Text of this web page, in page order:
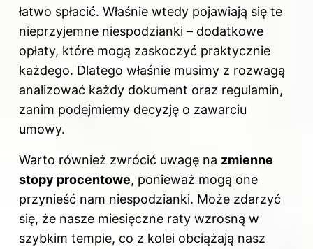
łatwo spłacić. Właśnie wtedy pojawiają się te
nieprzyjemne niespodzianki – dodatkowe
opłaty, które mogą zaskoczyć praktycznie
każdego. Dlatego właśnie musimy z rozwagą
analizować każdy dokument oraz regulamin,
zanim podejmiemy decyzję o zawarciu
umowy.
Warto również zwrócić uwagę na zmienne
stopy procentowe, ponieważ mogą one
przynieść nam niespodzianki. Może zdarzyć
się, że nasze miesięczne raty wzrosną w
szybkim tempie, co z kolei obciążają nasz